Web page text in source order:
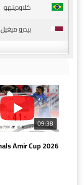
كلاودينهو
بيدرو ميغيل
09:38